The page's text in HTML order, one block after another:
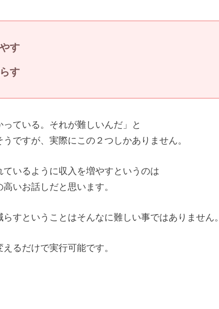
す
す
っている。それが難しいんだ」と
ですが、実際にこの２つしかありません。
ているように収入を増やすというのは
いお話しだと思います。
らすということはそんなに難しい事ではありません。
るだけで実行可能です。